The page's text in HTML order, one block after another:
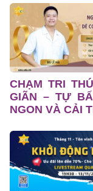
CHẠM TRI
GIÃN – TỰ
NGON VÀ CẢI